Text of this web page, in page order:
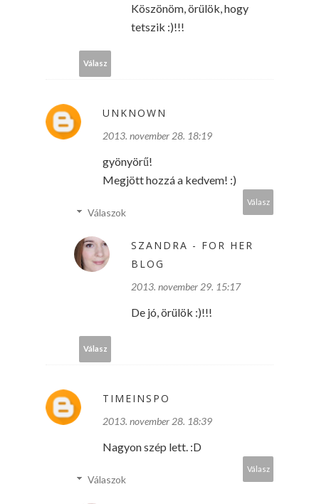
Köszönöm, örülök, hogy
tetszik :)!!!
Válasz
UNKNOWN
2013. november 28. 18:19
gyönyörű!
Megjött hozzá a kedvem! :)
Válasz
Válaszok
SZANDRA - FOR HER
BLOG
2013. november 29. 15:17
De jó, örülök :)!!!
Válasz
TIMEINSPO
2013. november 28. 18:39
Nagyon szép lett. :D
Válasz
Válaszok